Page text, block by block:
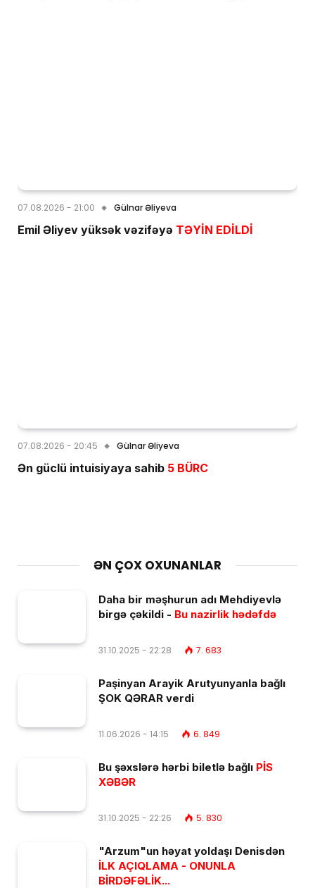
07.08.2026 - 21:00 Gülnar Əliyeva
Emil Əliyev yüksək vəzifəyə TƏYİN EDİLDİ
07.08.2026 - 20:45 Gülnar Əliyeva
Ən güclü intuisiyaya sahib 5 BÜRC
ƏN ÇOX OXUNANLAR
Daha bir məşhurun adı Mehdiyevlə
birgə çəkildi - Bu nazirlik hədəfdə
31.10.2025 - 22:28 7. 683
Paşinyan Arayik Arutyunyanla bağlı
ŞOK QƏRAR verdi
11.06.2026 - 14:15 6. 849
Bu şəxslərə hərbi biletlə bağlı PİS
XƏBƏR
31.10.2025 - 22:26 5. 830
"Arzum"un həyat yoldaşı Denisdən
İLK AÇIQLAMA - ONUNLA
BİRDƏFƏLİK...